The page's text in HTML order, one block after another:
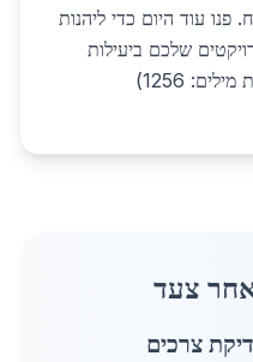
עוד היום כדי ליהנות
שלכם ביעילות
צעד